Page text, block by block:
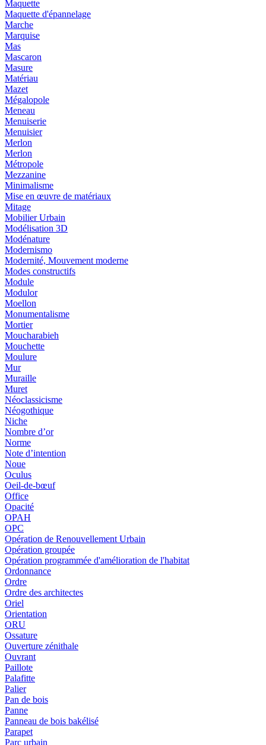
Maquette
Maquette d'épannelage
Marche
Marquise
Mas
Mascaron
Masure
Matériau
Mazet
Mégalopole
Meneau
Menuiserie
Menuisier
Merlon
Merlon
Métropole
Mezzanine
Minimalisme
Mise en œuvre de matériaux
Mitage
Mobilier Urbain
Modélisation 3D
Modénature
Modernismo
Modernité, Mouvement moderne
Modes constructifs
Module
Modulor
Moellon
Monumentalisme
Mortier
Moucharabieh
Mouchette
Moulure
Mur
Muraille
Muret
Néoclassicisme
Néogothique
Niche
Nombre d’or
Norme
Note d’intention
Noue
Oculus
Oeil-de-bœuf
Office
Opacité
OPAH
OPC
Opération de Renouvellement Urbain
Opération groupée
Opération programmée d'amélioration de l'habitat
Ordonnance
Ordre
Ordre des architectes
Oriel
Orientation
ORU
Ossature
Ouverture zénithale
Ouvrant
Paillote
Palafitte
Palier
Pan de bois
Panne
Panneau de bois bakélisé
Parapet
Parc urbain